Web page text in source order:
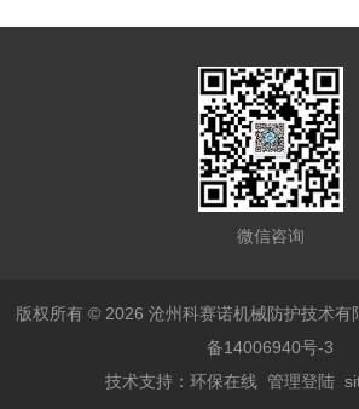
微信咨询
版权所有 © 2026 沧州科赛诺机械防护技术
备14006940号-3
技术支持： 环保在线 管理登陆